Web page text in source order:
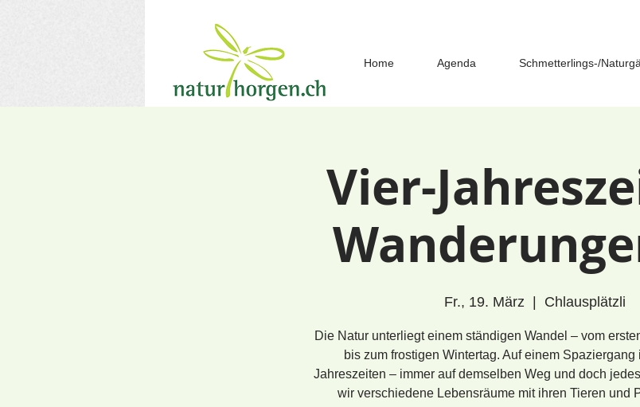
Home Agenda Schmetterlings-/
Vier-
Fr., 19. März Chlausplätzli
Die Natur unterliegt einem ständigen Wandel – vom
bis zum frostigen Wintertag. Auf einem Spaziergang
Jahreszeiten – immer auf demselben Weg und doch
wir verschiedene Lebensräume mit ihren Tieren und